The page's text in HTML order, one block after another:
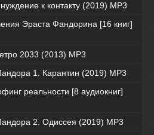
к контакту (2019) MP3
Эраста Фандорина [16 книг]
2033 (2013) MP3
1. Карантин (2019) MP3
реальности [8 аудиокниг]
2. Одиссея (2019) MP3